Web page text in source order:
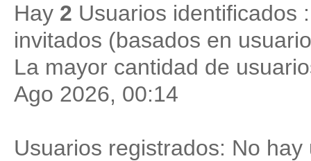
Hay 2 Usuarios identificados
invitados (basados en
La mayor cantidad de
Ago 2026, 00:14
Usuarios registrados: No